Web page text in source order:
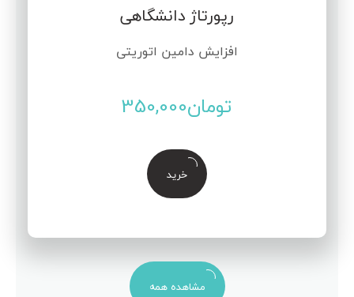
رپورتاژ دانشگاهی
افزایش دامین اتوریتی
تومان350,000
خرید
مشاهده همه